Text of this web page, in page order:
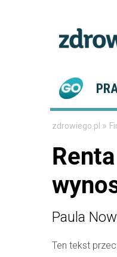
zdrowiego.pl »
Paula
Ten tekst